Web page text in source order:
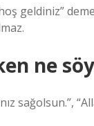
geldiniz”
ne
sağolsun.”,